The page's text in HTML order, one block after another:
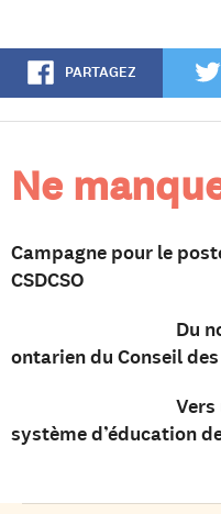
PARTAGEZ
Ne
Campagne pour le
CSDCSO
Du
ontarien du Conseil
système d’éducation